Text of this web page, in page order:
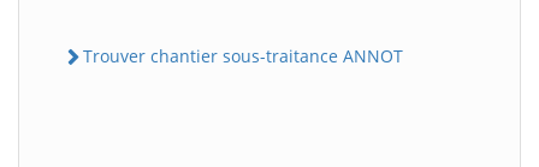
Trouver chantier sous-traitance ANNOT